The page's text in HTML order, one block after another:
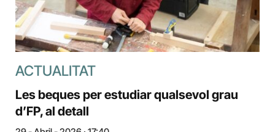
ACTUALITAT
Les beques per estudiar qualsevol grau
d’FP, al detall